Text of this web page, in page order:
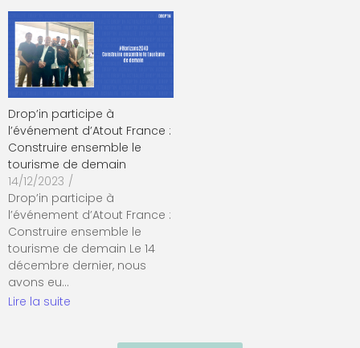
Drop’in participe à
l’événement d’Atout France :
Construire ensemble le
tourisme de demain
14/12/2023 /
Drop’in participe à
l’événement d’Atout France :
Construire ensemble le
tourisme de demain Le 14
décembre dernier, nous
avons eu…
Lire la suite